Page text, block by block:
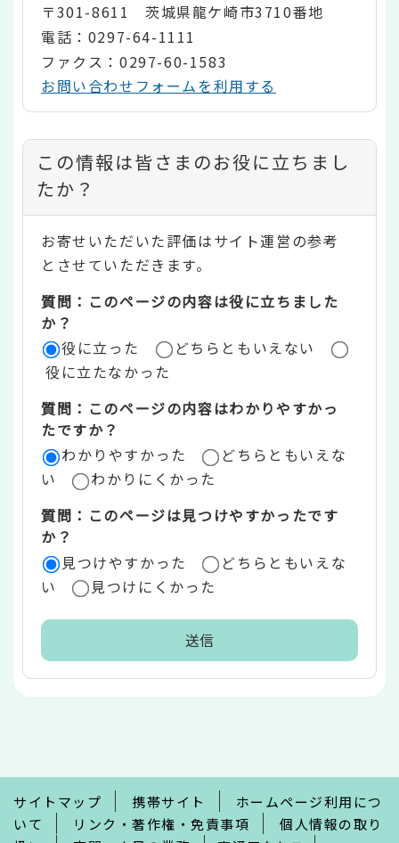
〒301-8611 茨城県龍ケ崎市3710番地
電話：0297-64-1111
ファクス：0297-60-1583
お問い合わせフォームを利用する
コ
ン
テ
ン
ツ
評
価
リ
ア
この情報は皆さまのお役に立ちまし
たか？
お寄せいただいた評価はサイト運営の参考
とさせていただきます。
質問：このページの内容は役に立ちました
か？
役に立った
どちらともいえない
役に立たなかった
質問：このページの内容はわかりやすかっ
たですか？
わかりやすかった
どちらともいえな
い
わかりにくかった
質問：このページは見つけやすかったです
か？
見つけやすかった
どちらともいえな
い
見つけにくかった
で
サイトマップ 携帯サイト
ホームページ利用につ
いて
リンク・著作権・免責事項
個人情報の取り